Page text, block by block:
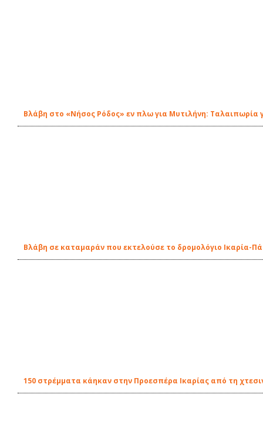
Βλάβη στο «Νήσος Ρόδος» εν πλω για Μυτιλήνη: Ταλαιπωρία
Βλάβη σε καταμαράν που εκτελούσε το δρομολόγιο Ικαρία-
150 στρέμματα κάηκαν στην Προεσπέρα Ικαρίας από τη